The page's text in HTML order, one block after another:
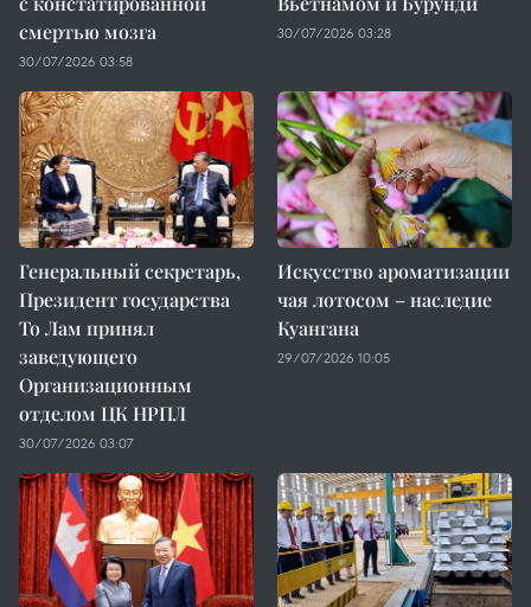
смертью мозга
30/07/2026 03:58
30/07/2026 03:28
Генеральный секретарь,
Президент государства
То Лам принял
заведующего
Организационным
отделом ЦК НРПЛ
30/07/2026 03:07
Искусство ароматизации
чая лотосом – наследие
Куангана
29/07/2026 10:05